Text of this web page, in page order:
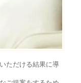
ただける結果に導